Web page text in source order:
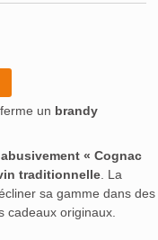
un brandy
« Cognac
traditionnelle. La
sa gamme dans des
cadeaux originaux.